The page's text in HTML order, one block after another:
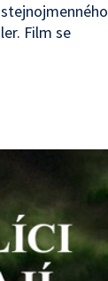
Film se